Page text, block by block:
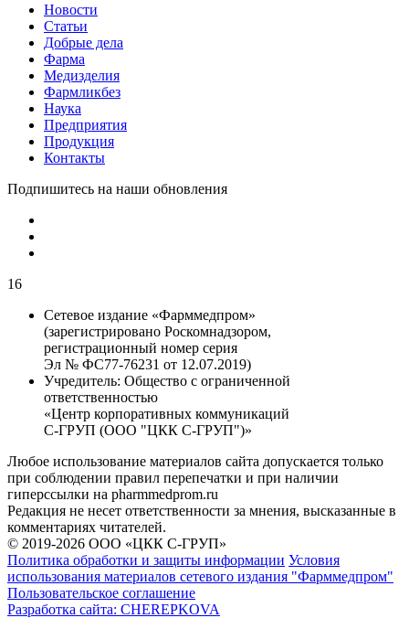
Новости
Статьи
Добрые дела
Фарма
Медизделия
Фармликбез
Наука
Предприятия
Продукция
Контакты
Подпишитесь на наши обновления
16
Сетевое издание «Фарммедпром»
(зарегистрировано Роскомнадзором,
регистрационный номер серия
Эл № ФС77-76231 от 12.07.2019)
Учредитель: Общество с ограниченной
ответственностью
«Центр корпоративных коммуникаций
С-ГРУП (ООО "ЦКК С-ГРУП")»
Любое использование материалов сайта допускается только
при соблюдении правил перепечатки и при наличии
гиперссылки на pharmmedprom.ru
Редакция не несет ответственности за мнения, высказанные в
комментариях читателей.
© 2019-2026 ООО «ЦКК С-ГРУП»
Политика обработки и защиты информации Условия
использования материалов сетевого издания "Фарммедпром"
Пользовательское соглашение
Разработка сайта: CHEREPKOVA